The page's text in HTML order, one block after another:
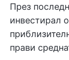
През
инвестирал
прави